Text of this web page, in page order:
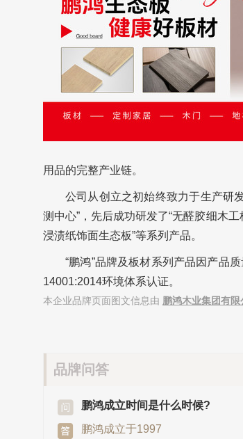
用品的完整产业链。
公司从创立之初始终致力于生产研
测中心”，先后成功研发了“无醛胶细木工
浸渍纸饰面生态板”等系列产品。
“鹏鸿”品牌及板材系列产品因产品
14001:2014环境体系认证。
本企业品牌页面图文信息由 鹏鸿木业集团有限
品牌问答
鹏鸿成立时间是什么时候?
鹏鸿成立于1997